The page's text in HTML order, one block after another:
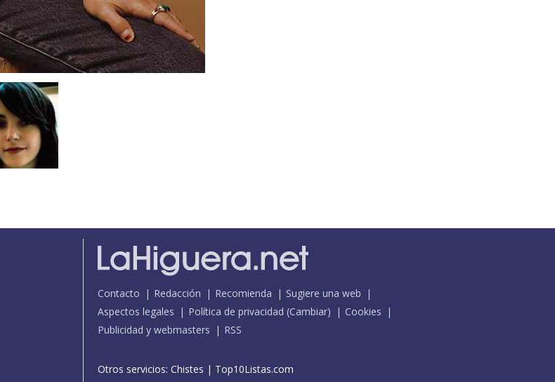
Contacto Redacción Recomienda
Sugiere una web
Aspectos legales
Política de privacidad (Cambiar)
Cookies
Publicidad y webmasters
RSS
Otros servicios: Chistes | Top10Listas.com